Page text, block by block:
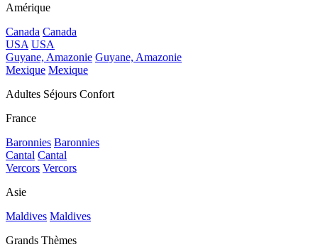
Amérique
Canada Canada
USA USA
Guyane, Amazonie Guyane, Amazonie
Mexique Mexique
Adultes Séjours Confort
France
Baronnies Baronnies
Cantal Cantal
Vercors Vercors
Asie
Maldives Maldives
Grands Thèmes